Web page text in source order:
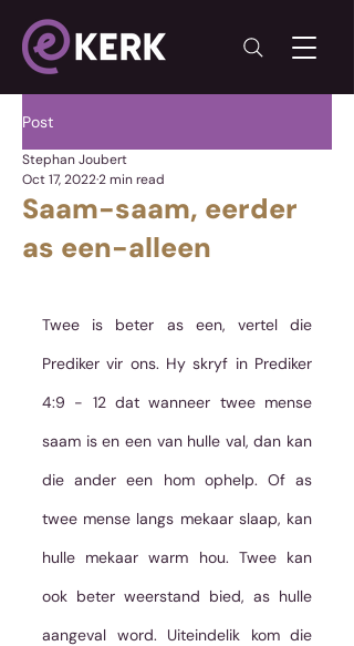
Post
Saam-saam, eerder
as een-alleen
Stephan Joubert
Oct 17, 20222 min read
Twee is beter as een, vertel die
Prediker vir ons. Hy skryf in Prediker
4:9 - 12 dat wanneer twee mense
saam is en een van hulle val, dan kan
die ander een hom ophelp. Of as
twee mense langs mekaar slaap, kan
hulle mekaar warm hou. Twee kan
ook beter weerstand bied, as hulle
aangeval word. Uiteindelik kom die